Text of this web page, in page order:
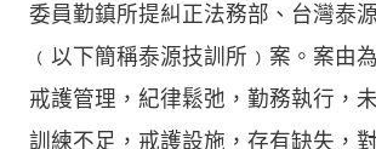
委員勤鎮所提糾正法務部、台灣泰
﹙以下簡稱泰源技訓所﹚案。案由
戒護管理，紀律鬆弛，勤務執行，
訓練不足，戒護設施，存有缺失，